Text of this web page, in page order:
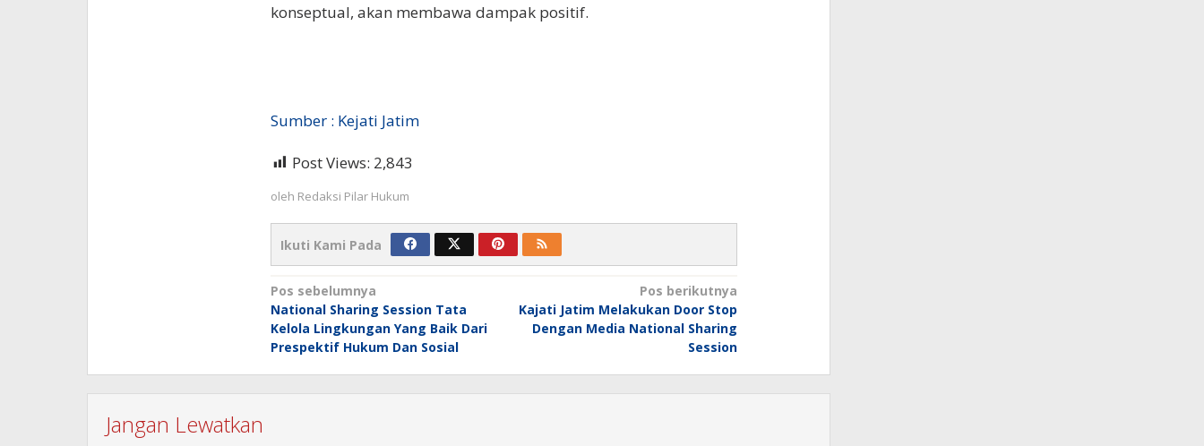
konseptual, akan membawa dampak positif.
Sumber : Kejati Jatim
Post Views: 2,843
oleh Redaksi Pilar Hukum
Ikuti Kami Pada
Navigasi
pos
Pos sebelumnya
National Sharing Session Tata
Kelola Lingkungan Yang Baik Dari
Prespektif Hukum Dan Sosial
Pos berikutnya
Kajati Jatim Melakukan Door Stop
Dengan Media National Sharing
Session
Jangan Lewatkan